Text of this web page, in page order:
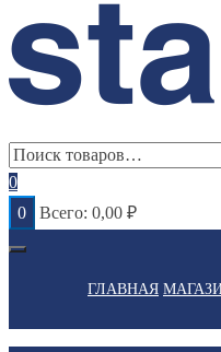
0
0
Всего: 0,00 ₽
ГЛАВНАЯ